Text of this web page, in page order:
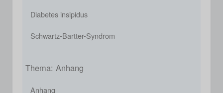
Diabetes insipidus
Schwartz-Bartter-Syndrom
Thema: Anhang
Anhang